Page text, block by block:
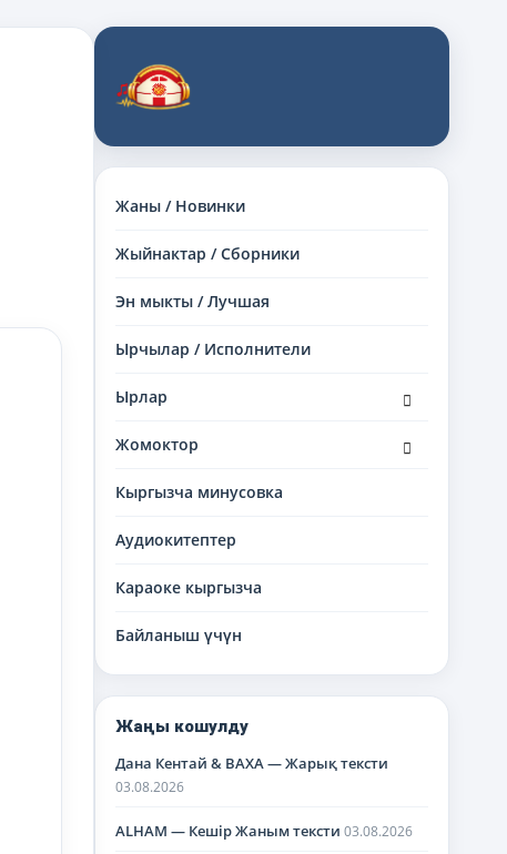
Жаны / Новинки
Жыйнактар / Сборники
Эн мыкты / Лучшая
Ырчылар / Исполнители
Ырлар
дочернее
Жомоктор
дочернее
Кыргызча минусовка
Аудиокитептер
Караоке кыргызча
Байланыш үчүн
Жаңы кошулду
Дана Кентай & BAXA — Жарық тексти
03.08.2026
ALHAM — Кешір Жаным тексти 03.08.2026